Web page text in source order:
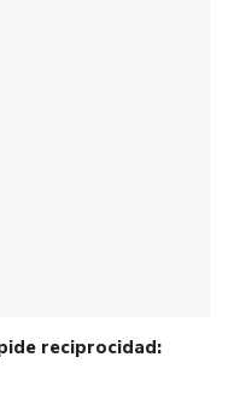
reciprocidad: